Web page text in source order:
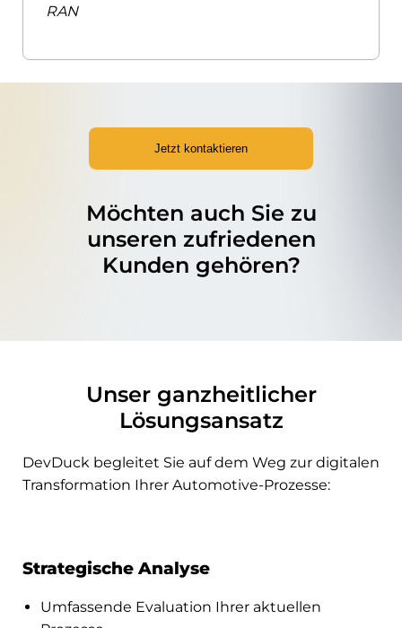
RAN
Möchten auch Sie zu
unseren zufriedenen
Kunden gehören?
Jetzt kontaktieren
Unser ganzheitlicher
Lösungsansatz
DevDuck begleitet Sie auf dem Weg zur digitalen
Transformation Ihrer Automotive-Prozesse:
Strategische Analyse
Umfassende Evaluation Ihrer aktuellen